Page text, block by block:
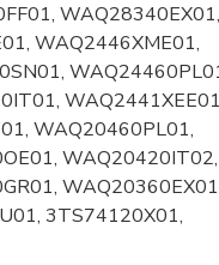
WAQ28340EX01,
WAQ2446XME01,
WAQ20460PL01,
WAQ20420IT02,
3TS74120X01,